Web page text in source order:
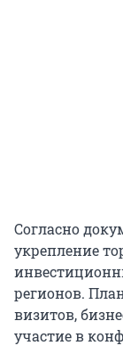
Согласно
укрепление
регионов.
визитов,
участие в